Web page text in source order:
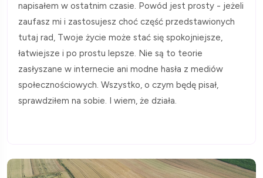
napisałem w ostatnim czasie. Powód jest prosty - jeżeli
zaufasz mi i zastosujesz choć część przedstawionych
tutaj rad, Twoje życie może stać się spokojniejsze,
łatwiejsze i po prostu lepsze. Nie są to teorie
zasłyszane w internecie ani modne hasła z mediów
społecznościowych. Wszystko, o czym będę pisał,
sprawdziłem na sobie. I wiem, że działa.